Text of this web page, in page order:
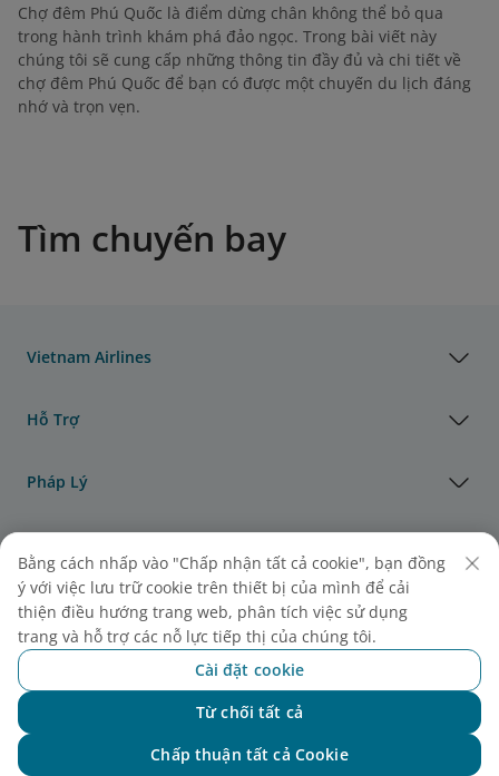
Chợ đêm Phú Quốc là điểm dừng chân không thể bỏ qua
trong hành trình khám phá đảo ngọc. Trong bài viết này
chúng tôi sẽ cung cấp những thông tin đầy đủ và chi tiết về
chợ đêm Phú Quốc để bạn có được một chuyến du lịch đáng
nhớ và trọn vẹn.
Tìm chuyến bay
Vietnam Airlines
Hỗ Trợ
Pháp Lý
Đại lý & Đối tác
Giải thưởng của Vietnam Airlines
Bằng cách nhấp vào "Chấp nhận tất cả cookie", bạn đồng
ý với việc lưu trữ cookie trên thiết bị của mình để cải
thiện điều hướng trang web, phân tích việc sử dụng
trang và hỗ trợ các nỗ lực tiếp thị của chúng tôi.
Cài đặt cookie
Từ chối tất cả
Chấp thuận tất cả Cookie